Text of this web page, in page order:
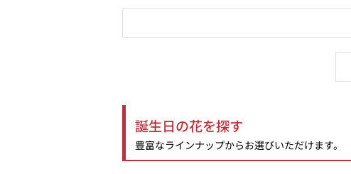
誕生日の花を探す
豊富なラインナップからお選びいただけます。